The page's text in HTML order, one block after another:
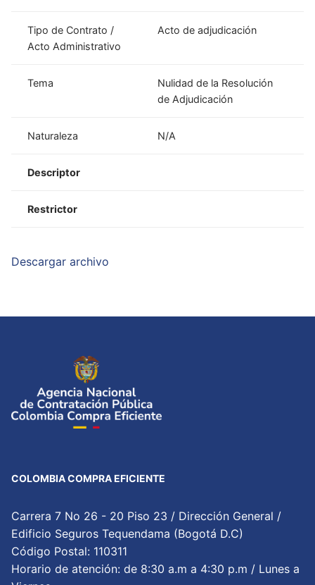
Tipo de Contrato /
Acto Administrativo
Acto de adjudicación
Tema
Nulidad de la Resolución
de Adjudicación
Naturaleza N/A
Descriptor
Restrictor
Descargar archivo
COLOMBIA COMPRA EFICIENTE
Carrera 7 No 26 - 20 Piso 23 / Dirección General /
Edificio Seguros Tequendama (Bogotá D.C)
Código Postal: 110311
Horario de atención: de 8:30 a.m a 4:30 p.m / Lunes a